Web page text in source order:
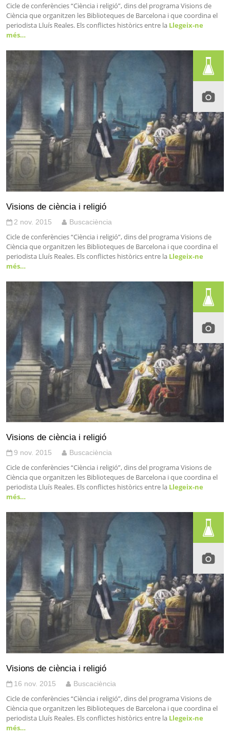
Cicle de conferències “Ciència i religió”, dins del programa Visions de
Ciència que organitzen les Biblioteques de Barcelona i que coordina el
periodista Lluís Reales. Els conflictes històrics entre la Llegeix-ne
més…
Visions de ciència i religió
2 nov. 2015 Buscaciència
Cicle de conferències “Ciència i religió”, dins del programa Visions de
Ciència que organitzen les Biblioteques de Barcelona i que coordina el
periodista Lluís Reales. Els conflictes històrics entre la Llegeix-ne
més…
Visions de ciència i religió
9 nov. 2015 Buscaciència
Cicle de conferències “Ciència i religió”, dins del programa Visions de
Ciència que organitzen les Biblioteques de Barcelona i que coordina el
periodista Lluís Reales. Els conflictes històrics entre la Llegeix-ne
més…
Visions de ciència i religió
16 nov. 2015 Buscaciència
Cicle de conferències “Ciència i religió”, dins del programa Visions de
Ciència que organitzen les Biblioteques de Barcelona i que coordina el
periodista Lluís Reales. Els conflictes històrics entre la Llegeix-ne
més…